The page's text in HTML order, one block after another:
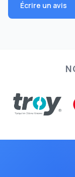
Écrire un avis